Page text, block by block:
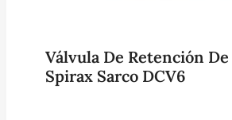
Válvula De Retención
Spirax Sarco DCV6